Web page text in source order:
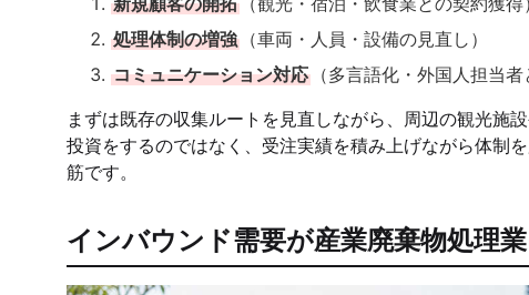
処理体制の増強 （車両・人員・設備の見直し）
コミュニケーション対応 （多言語化・外国人担当者
まずは既存の収集ルートを見直しながら、周辺の観光施
投資をするのではなく、受注実績を積み上げながら体制
筋です。
インバウンド需要が産業廃棄物処理